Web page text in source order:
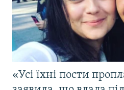
«Усі їхні пости